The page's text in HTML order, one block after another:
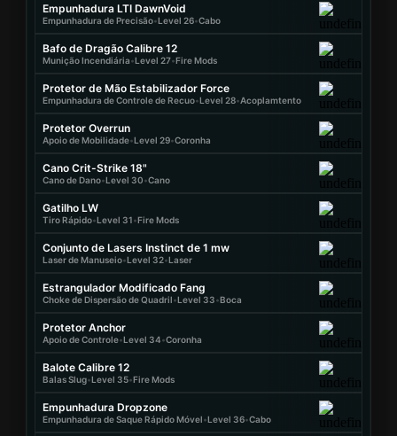
Empunhadura LTI DawnVoid
Empunhadura de Precisão•Level 26•Cabo
Bafo de Dragão Calibre 12
Munição Incendiária•Level 27•Fire Mods
Protetor de Mão Estabilizador Force
Empunhadura de Controle de Recuo•Level 28•Acoplamtento
Protetor Overrun
Apoio de Mobilidade•Level 29•Coronha
Cano Crit-Strike 18"
Cano de Dano•Level 30•Cano
Gatilho LW
Tiro Rápido•Level 31•Fire Mods
Conjunto de Lasers Instinct de 1 mw
Laser de Manuseio•Level 32•Laser
Estrangulador Modificado Fang
Choke de Dispersão de Quadril•Level 33•Boca
Protetor Anchor
Apoio de Controle•Level 34•Coronha
Balote Calibre 12
Balas Slug•Level 35•Fire Mods
Empunhadura Dropzone
Empunhadura de Saque Rápido Móvel•Level 36•Cabo